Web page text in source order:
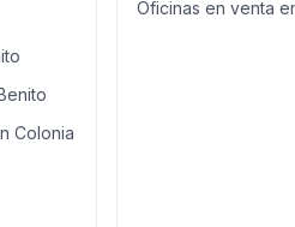
Colonia
Oficinas en venta